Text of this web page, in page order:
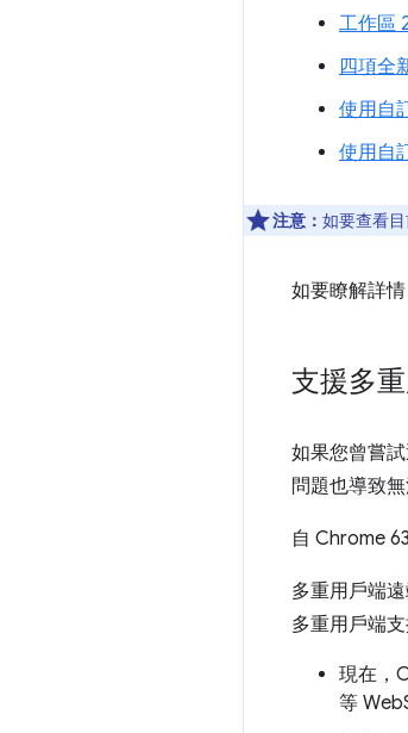
工作區
四項全
使用自
使用自
注意： 如要查看
如要瞭解詳
支援多
如果您曾嘗
問題也導致
自 Chrome
多重用戶端
多重用戶端
現在，
等